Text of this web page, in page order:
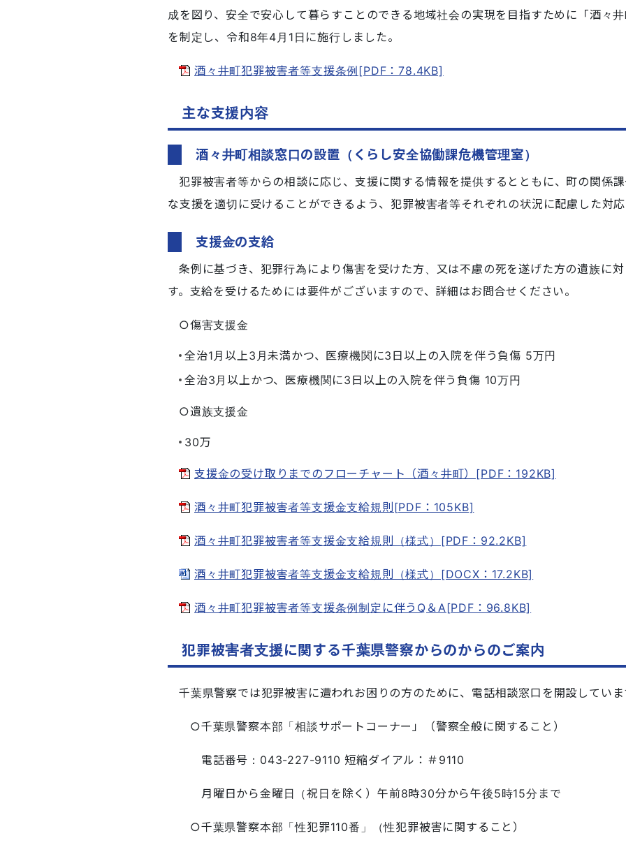
成を図り、安全で安心して暮らすことのできる地域社会の実現を目指すために「酒々
を制定し、令和8年4月1日に施行しました。
酒々井町犯罪被害者等支援条例[PDF：78.4KB]
主な支援内容
酒々井町相談窓口の設置（くらし安全協働課危機管理室）
犯罪被害者等からの相談に応じ、支援に関する情報を提供するとともに、町の関係
な支援を適切に受けることができるよう、犯罪被害者等それぞれの状況に配慮した対
支援金の支給
条例に基づき、犯罪行為により傷害を受けた方、又は不慮の死を遂げた方の遺族に
す。支給を受けるためには要件がございますので、詳細はお問合せください。
○傷害支援金
全治1月以上3月未満かつ、医療機関に3日以上の入院を伴う負傷 5万円
全治3月以上かつ、医療機関に3日以上の入院を伴う負傷 10万円
○遺族支援金
30万
支援金の受け取りまでのフローチャート（酒々井町）[PDF：192KB]
酒々井町犯罪被害者等支援金支給規則[PDF：105KB]
酒々井町犯罪被害者等支援金支給規則（様式）[PDF：92.2KB]
酒々井町犯罪被害者等支援金支給規則（様式）[DOCX：17.2KB]
酒々井町犯罪被害者等支援条例制定に伴うQ＆A[PDF：96.8KB]
犯罪被害者支援に関する千葉県警察からのからのご案内
千葉県警察では犯罪被害に遭われお困りの方のために、電話相談窓口を開設していま
○千葉県警察本部「相談サポートコーナー」（警察全般に関すること）
電話番号：043-227-9110 短縮ダイアル：＃9110
月曜日から金曜日（祝日を除く）午前8時30分から午後5時15分まで
○千葉県警察本部「性犯罪110番」（性犯罪被害に関すること）